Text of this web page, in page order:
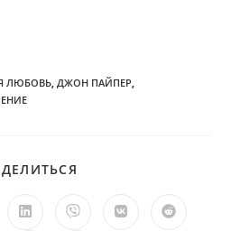
ЛЮБОВЬ ДЖОН ПАЙПЕР
Открывается
Открывается
Открывается